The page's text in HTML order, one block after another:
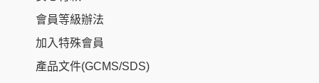
會員等級辦法
加入特殊會員
產品文件(GCMS/SDS)